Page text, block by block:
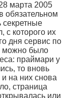
марта 2005
обязательном
секретные
с которого их
дня сервис по
можно было
праймари у
то вновь
на них снова
страница
или